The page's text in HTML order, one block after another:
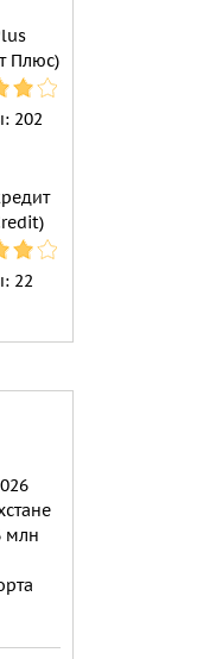
Плюс)
202
22
млн